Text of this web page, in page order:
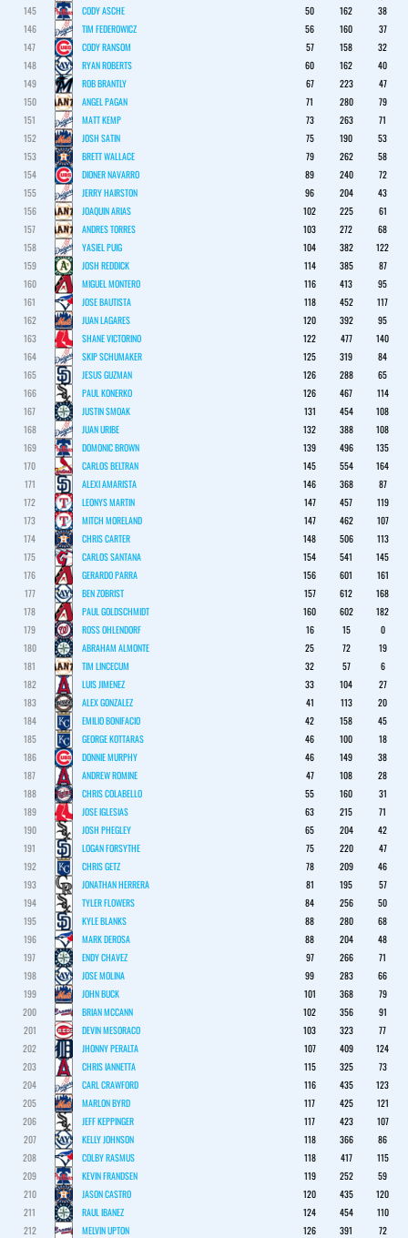
145
CODY ASCHE 50 162
38
146
TIM FEDEROWICZ 56 160
37
147
CODY RANSOM 57 158
32
148
RYAN ROBERTS 60 162
40
149
ROB BRANTLY 67 223
47
150
ANGEL PAGAN 71 280
79
151
MATT KEMP 73 263
71
152
JOSH SATIN 75 190
53
153
BRETT WALLACE 79 262
58
154
DIONER NAVARRO 89 240
72
155
JERRY HAIRSTON 96 204
43
156
JOAQUIN ARIAS 102 225
61
157
ANDRES TORRES 103 272
68
158
YASIEL PUIG 104 382
122
159
JOSH REDDICK 114 385
87
160
MIGUEL MONTERO 116 413
95
161
JOSE BAUTISTA 118 452
117
162
JUAN LAGARES 120 392
95
163
SHANE VICTORINO 122 477
140
164
SKIP SCHUMAKER 125 319
84
165
JESUS GUZMAN 126 288
65
166
PAUL KONERKO 126 467
114
167
JUSTIN SMOAK 131 454
108
168
JUAN URIBE 132 388
108
169
DOMONIC BROWN 139 496
135
170
CARLOS BELTRAN 145 554
164
171
ALEXI AMARISTA 146 368
87
172
LEONYS MARTIN 147 457
119
173
MITCH MORELAND 147 462
107
174
CHRIS CARTER 148 506
113
175
CARLOS SANTANA 154 541
145
176
GERARDO PARRA 156 601
161
177
BEN ZOBRIST 157 612
168
178
PAUL GOLDSCHMIDT 160 602
182
179
ROSS OHLENDORF 16 15
0
180
ABRAHAM ALMONTE 25 72
19
181
TIM LINCECUM 32 57
6
182
LUIS JIMENEZ 33 104
27
183
ALEX GONZALEZ 41 113
20
184
EMILIO BONIFACIO 42 158
45
185
GEORGE KOTTARAS 46 100
18
186
DONNIE MURPHY 46 149
38
187
ANDREW ROMINE 47 108
28
188
CHRIS COLABELLO 55 160
31
189
JOSE IGLESIAS 63 215
71
190
JOSH PHEGLEY 65 204
42
191
LOGAN FORSYTHE 75 220
47
192
CHRIS GETZ 78 209
46
193
JONATHAN HERRERA 81 195
57
194
TYLER FLOWERS 84 256
50
195
KYLE BLANKS 88 280
68
196
MARK DEROSA 88 204
48
197
ENDY CHAVEZ 97 266
71
198
JOSE MOLINA 99 283
66
199
JOHN BUCK 101 368
79
200
BRIAN MCCANN 102 356
91
201
DEVIN MESORACO 103 323
77
202
JHONNY PERALTA 107 409
124
203
CHRIS IANNETTA 115 325
73
204
CARL CRAWFORD 116 435
123
205
MARLON BYRD 117 425
121
206
JEFF KEPPINGER 117 423
107
207
KELLY JOHNSON 118 366
86
208
COLBY RASMUS 118 417
115
209
KEVIN FRANDSEN 119 252
59
210
JASON CASTRO 120 435
120
211
RAUL IBANEZ 124 454
110
212
MELVIN UPTON 126 391
72